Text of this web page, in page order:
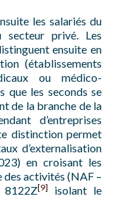
les salariés du
secteur privé. Les
ensuite en
(établissements
ou médico-
que les seconds se
de la branche de la
d’entreprises
distinction permet
d’externalisation
en croisant les
des activités (NAF –
8122Z[9]
isolant le